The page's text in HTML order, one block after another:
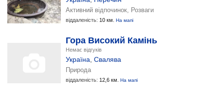
Активний відпочинок, Розваги
віддаленість: 10 км. На мапі
Гора Високий Камінь
Немає відгуків
Україна Свалява
Природа
віддаленість: 12,6 км. На мапі